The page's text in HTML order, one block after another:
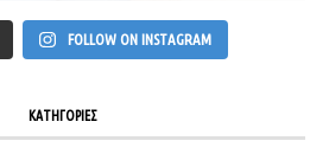
FOLLOW ON INSTAGRAM
ΚΑΤΗΓΟΡΙΕΣ